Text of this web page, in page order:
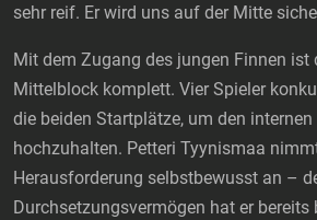
sehr reif. Er wird uns auf der Mitte
Mit dem Zugang des jungen Finnen ist
Mittelblock komplett. Vier Spieler
die beiden Startplätze, um den
hochzuhalten. Petteri Tyynismaa
Herausforderung selbstbewusst an –
Durchsetzungsvermögen hat er bereits